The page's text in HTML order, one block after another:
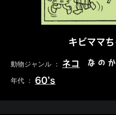
キビママ
動物ジャンル ： ネコ なの
年代 ： 60’s